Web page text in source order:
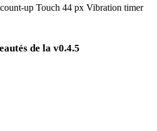
up Touch 44 px Vibration timer
de la v0.4.5